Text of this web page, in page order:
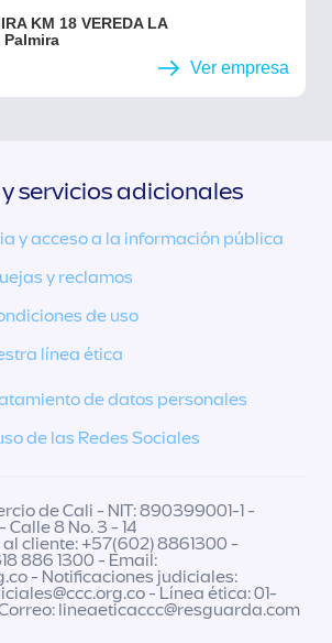
KM 18 VEREDA LA
Palmira
Ver empresa
servicios adicionales
y acceso a la información pública
y reclamos
de uso
línea ética
de datos personales
de las Redes Sociales
de Cali - NIT: 890399001-1 -
8 No. 3 - 14
cliente: +57(602) 8861300 -
886 1300 - Email:
- Notificaciones judiciales:
- Línea ética: 01-
lineaeticaccc@resguarda.com